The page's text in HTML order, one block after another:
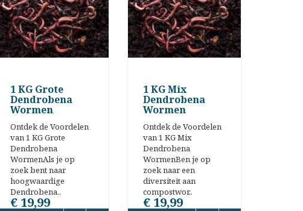
1 KG Grote
Dendrobena
Wormen
Ontdek de Voordelen
van 1 KG Grote
Dendrobena
WormenAls je op
zoek bent naar
hoogwaardige
Dendrobena..
€ 19,99
1 KG Mix
Dendrobena
Wormen
Ontdek de Voordelen
van 1 KG Mix
Dendrobena
WormenBen je op
zoek naar een
diversiteit aan
compostwor..
€ 19,99